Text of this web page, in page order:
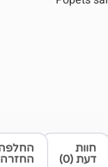
תנאי
משלוח
החלפה או
החזרה